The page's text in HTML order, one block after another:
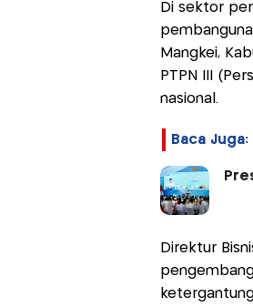
Di sektor
Mangkei,
PTPN III
nasional.
Baca Juga:
Direktur